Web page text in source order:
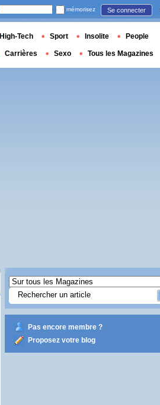
Pas encore membre ?
Proposez votre blog
mémorisez Se connecter
High-Tech Sport Insolite People
Carrières Sexo Tous les Magazines